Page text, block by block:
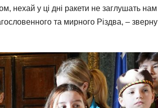
нехай у ці дні ракети не заглушать нам
та мирного Різдва, –